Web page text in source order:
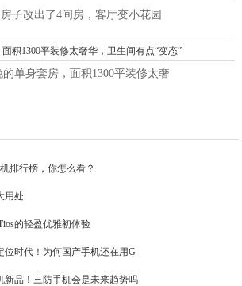
子改出了4间房，客厅变小花园
的单身套房，面积1300平装修太奢
排行榜，你怎么看？
用处
的轻盈优雅初体验
位时代！为何国产手机还在用G
新品！三防手机会是未来趋势吗